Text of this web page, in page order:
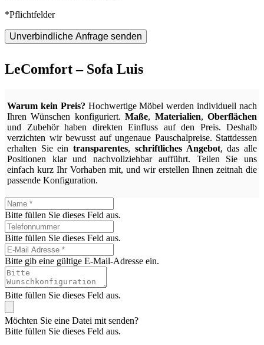
*Pflichtfelder
Unverbindliche Anfrage senden
LeComfort – Sofa Luis
Warum kein Preis? Hochwertige Möbel werden individuell nach
Ihren Wünschen konfiguriert.Maße, Materialien,Oberflächen
und Zubehör haben direkten Einfluss auf den Preis. Deshalb
verzichten wir bewusst auf ungenaue Pauschalpreise. Stattdessen
erhalten Sie eintransparentes, schriftliches Angebot, das alle
Positionen klar und nachvollziehbar aufführt. Teilen Sie uns
einfach kurz Ihr Vorhaben mit, und wir erstellen Ihnen zeitnah die
passende Konfiguration.
Bitte füllen Sie dieses Feld aus.
Bitte füllen Sie dieses Feld aus.
Bitte gib eine gültige E-Mail-Adresse ein.
Bitte füllen Sie dieses Feld aus.
Möchten Sie eine Datei mit senden?
Bitte füllen Sie dieses Feld aus.